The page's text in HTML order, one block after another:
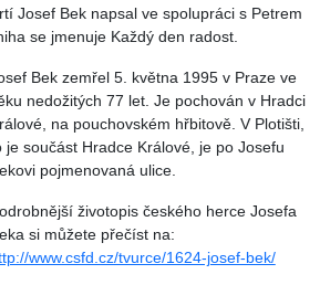
Josef Bek napsal ve spolupráci s Petrem
se jmenuje Každý den radost.
Bek zemřel 5. května 1995 v Praze ve
nedožitých 77 let. Je pochován v Hradci
na pouchovském hřbitově. V Plotišti,
je součást Hradce Králové, je po Josefu
pojmenovaná ulice.
životopis českého herce Josefa
si můžete přečíst na:
www.csfd.cz/tvurce/1624-josef-bek/